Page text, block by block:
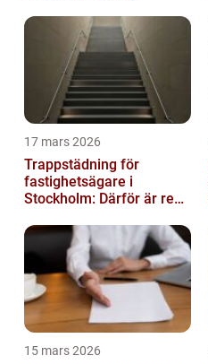
17 mars 2026
Trappstädning för
fastighetsägare i
Stockholm: Därför är rena
investering
15 mars 2026